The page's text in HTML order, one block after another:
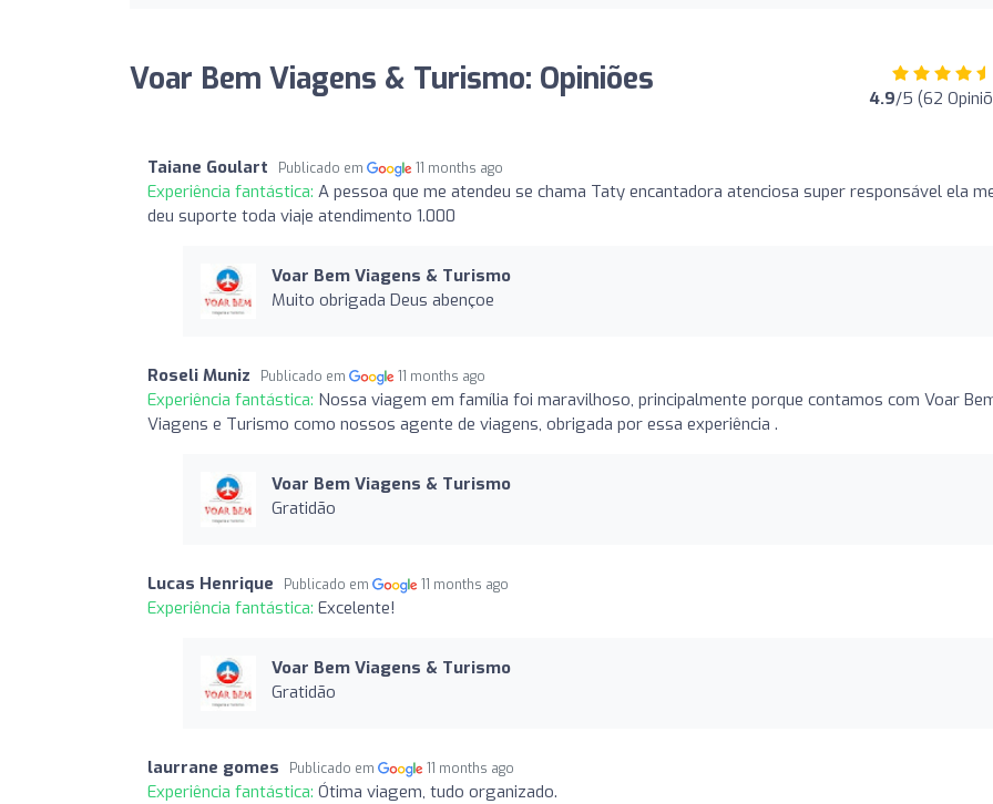
Voar Bem Viagens & Turismo: Opiniões 4.9/5 (62
Taiane Goulart Publicado em 11 months ago
Experiência fantástica: A pessoa que me atendeu se chama Taty encantadora atenciosa super responsável ela
deu suporte toda viaje atendimento 1.000
Voar Bem Viagens & Turismo
Muito obrigada Deus abençoe
Roseli Muniz Publicado em 11 months ago
Experiência fantástica: Nossa viagem em família foi maravilhoso, principalmente porque contamos com Voar
Viagens e Turismo como nossos agente de viagens, obrigada por essa experiência .
Voar Bem Viagens & Turismo
Gratidão
Lucas Henrique Publicado em 11 months ago
Experiência fantástica: Excelente!
Voar Bem Viagens & Turismo
Gratidão
laurrane gomes Publicado em 11 months ago
Experiência fantástica: Ótima viagem, tudo organizado.